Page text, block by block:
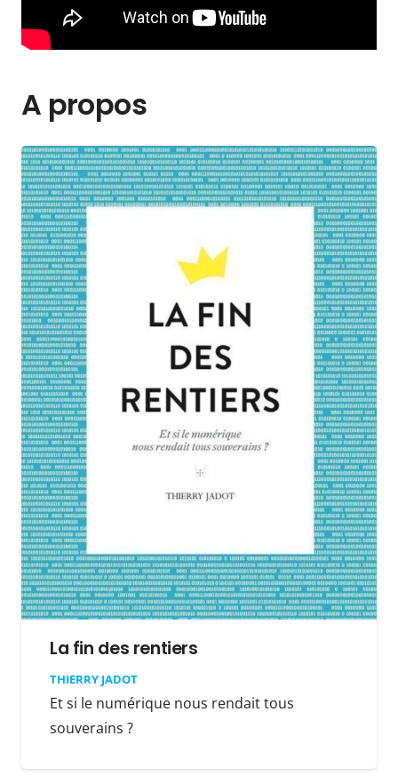
A propos
La fin des rentiers
THIERRY JADOT
Et si le numérique nous rendait tous
souverains ?